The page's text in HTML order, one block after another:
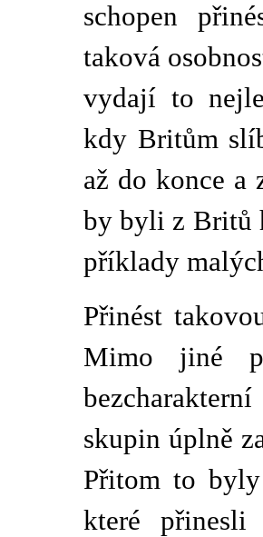
schopen
taková
vydají to
kdy Britům
až do konce a
by byli z Britů
příklady
Přinést
Mimo jiné
skupin úplně
Přitom to
které přinesli